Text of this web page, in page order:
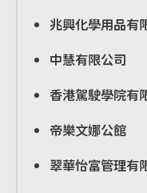
兆興化學用品有
中慧有限公司
香港駕駛學院有
帝樂文娜公館
翠華怡富管理有